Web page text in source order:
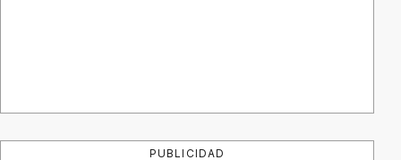
PUBLICIDAD